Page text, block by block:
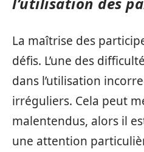
La maîtrise des
défis. L’une des
dans l’utilisation
irréguliers. Cela peut
malentendus, alors il
une attention